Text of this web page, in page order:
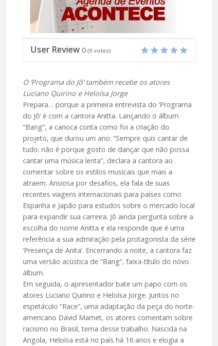
User Review 0 (0 votes)
O ‘Programa do Jô’ também recebe os atores
Luciano Quirino e Heloísa Jorge
Prepara… porque a primeira entrevista do ‘Programa
do Jô’ é com a cantora Anitta. Lançando o álbum
“Bang”, a carioca conta como foi a criação do
projeto, que durou um ano. “Sempre quis cantar de
tudo: não é porque gosto de dançar que não possa
cantar uma música lenta”, declara a cantora ao
comentar sobre os estilos musicais que mais a
atraem. Ansiosa por desafios, ela fala de suas
recentes viagens internacionais para países como
Espanha e Japão para estudos sobre o mercado local
para expandir sua carreira. Jô ainda pergunta sobre a
escolha do nome Anitta e ela responde que é uma
referência a sua admiração pela protagonista da série
‘Presença de Anita’. Encerrando a noite, a cantora faz
uma versão acústica de “Bang”, faixa-título do novo
álbum.
Em seguida, o apresentador bate um papo com os
atores Luciano Quirino e Heloísa Jorge. Juntos no
espetáculo “Race”, uma adaptação da peça do norte-
americano David Mamet, os atores comentam sobre
racismo no Brasil, tema desse trabalho. Nascida na
Angola, Heloísa está no país há 16 anos e elogia a